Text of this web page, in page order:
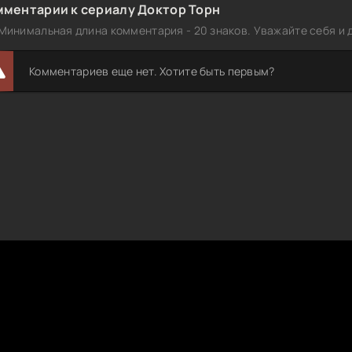
к сериалу Доктор Торн
длина комментария - 20 знаков. Уважайте себя и
Комментариев еще нет. Хотите быть первым?